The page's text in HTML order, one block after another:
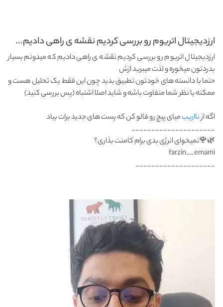
ارزدیجیتال اتریوم رو بررسی کردیم نقشه ی راهی دادیم...
ارزدیجیتال اتریوم رو بررسی کردیم نقشه ی راهی دادیم که میدونم بسیار
بدردتون میخوره و لذت میبرید ازش
حتما با دانسته های خودتون تطبیق بدید چون این فقط یک تحلیل هست و
ممکنه با نظر شما متفاوت باشه و شاید اصلا اشتباه (پس بررسی کنید)
اگه ازنااریبمیای پیج رو فالو کن که پست های جدید برات بیاد
_____________________
🌿🌹نمیخوای انرژی بدی برام کامنت بذاری؟
farzin__emami
____________________